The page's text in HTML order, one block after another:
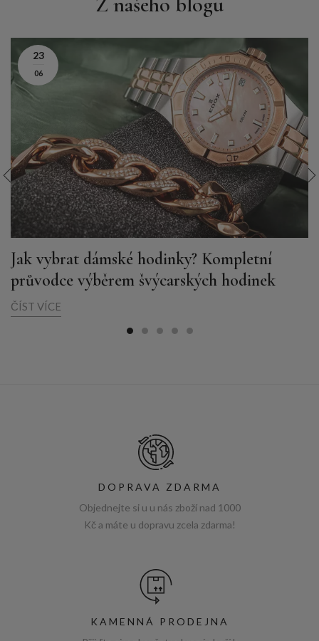
23
06
Jak vybrat dámské hodinky? Kompletní
průvodce výběrem švýcarských hodinek
ČÍST VÍCE
DOPRAVA ZDARMA
Objednejte si u u nás zboží nad 1000
Kč a máte u dopravu zcela zdarma!
KAMENNÁ PRODEJNA